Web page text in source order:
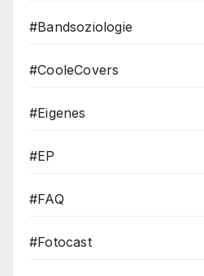
#Bandsoziologie
#CooleCovers
#Eigenes
#EP
#FAQ
#Fotocast